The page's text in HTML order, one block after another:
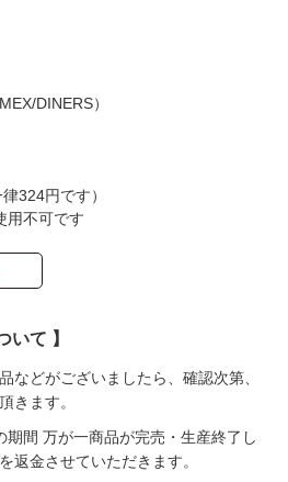
DINERS）
324円です）
用不可です
いて 】
などがございましたら、確認次第、
きます。
間 万が一商品が完売・生産終了し
返金させていただきます。